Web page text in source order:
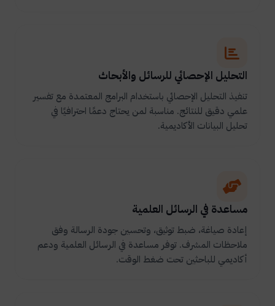
التحليل الإحصائي للرسائل والأبحاث
تنفيذ التحليل الإحصائي باستخدام البرامج المعتمدة مع تفسير
علمي دقيق للنتائج. مناسبة لمن يحتاج دعمًا احترافيًا في
تحليل البيانات الأكاديمية.
مساعدة في الرسائل العلمية
إعادة صياغة، ضبط توثيق، وتحسين جودة الرسالة وفق
ملاحظات المشرف. توفر مساعدة في الرسائل العلمية ودعم
أكاديمي للباحثين تحت ضغط الوقت.